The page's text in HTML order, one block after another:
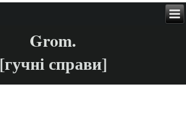
Grom.
[гучні справи]